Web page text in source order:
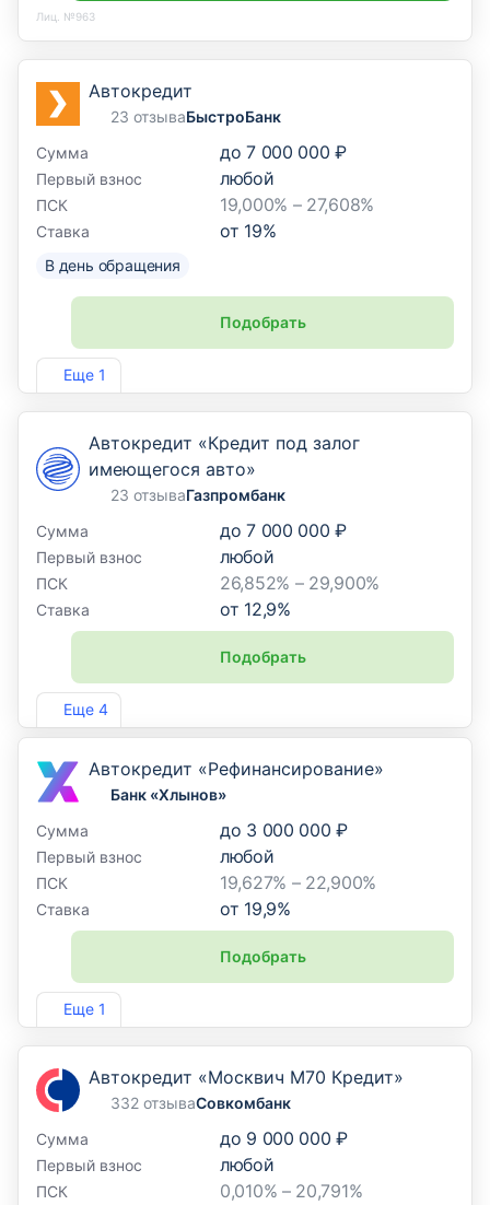
Лиц. №963
Еще 1
Автокредит
23 отзываБыстроБанк
Сумма
до 7 000 000 ₽
Первый взнос любой
ПСК 19,000% – 27,608%
Ставка от 19%
В день обращения
Подобрать
Лиц. №1745
Еще 4
Автокредит «Кредит под залог
имеющегося авто»
23 отзываГазпромбанк
Сумма
до 7 000 000 ₽
Первый взнос любой
ПСК 26,852% – 29,900%
Ставка от 12,9%
Подобрать
Лиц. №354
Еще 1
Автокредит «Рефинансирование»
Банк «Хлынов»
Сумма
до 3 000 000 ₽
Первый взнос любой
ПСК 19,627% – 22,900%
Ставка от 19,9%
Подобрать
Лиц. №254
Автокредит «Москвич М70 Кредит»
332 отзываСовкомбанк
Сумма
до 9 000 000 ₽
Первый взнос любой
ПСК 0,010% – 20,791%